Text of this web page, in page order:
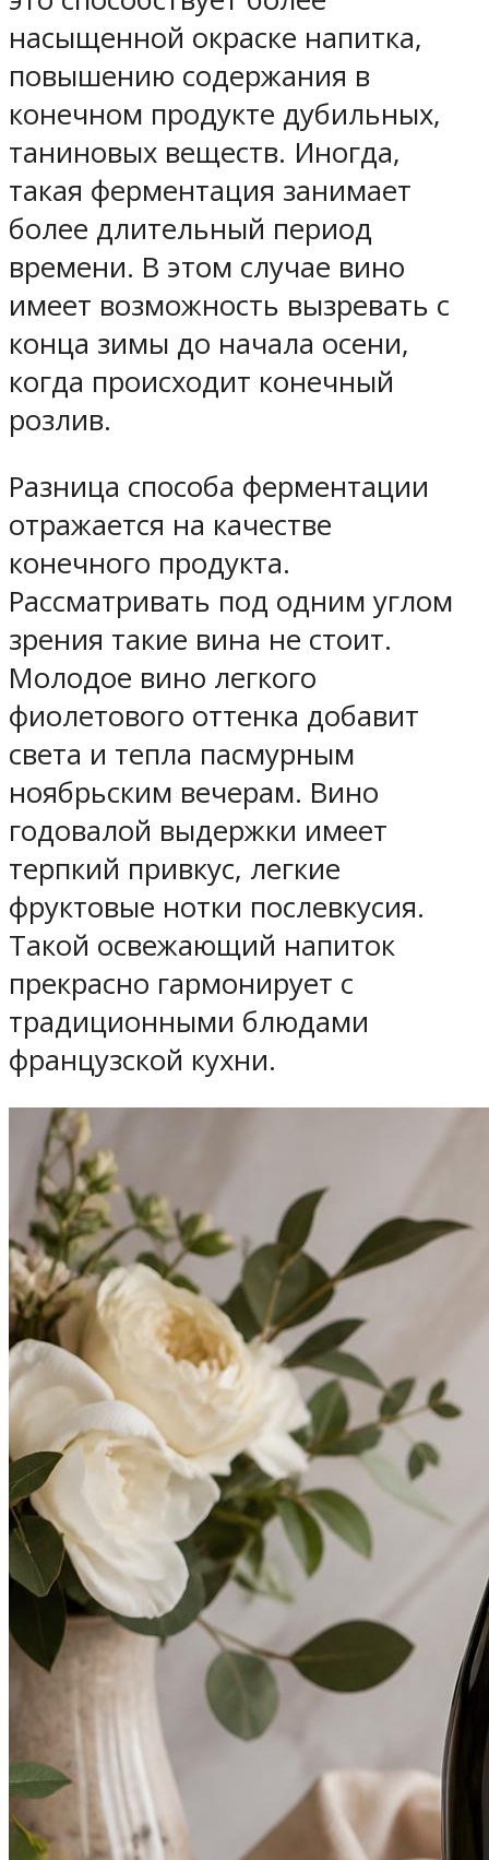
насыщенной окраске напитка,
повышению содержания в
конечном продукте дубильных,
таниновых веществ. Иногда,
такая ферментация занимает
более длительный период
времени. В этом случае вино
имеет возможность вызревать с
конца зимы до начала осени,
когда происходит конечный
розлив.
Разница способа ферментации
отражается на качестве
конечного продукта.
Рассматривать под одним углом
зрения такие вина не стоит.
Молодое вино легкого
фиолетового оттенка добавит
света и тепла пасмурным
ноябрьским вечерам. Вино
годовалой выдержки имеет
терпкий привкус, легкие
фруктовые нотки послевкусия.
Такой освежающий напиток
прекрасно гармонирует с
традиционными блюдами
французской кухни.